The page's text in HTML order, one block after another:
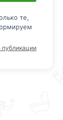
те,
публикации